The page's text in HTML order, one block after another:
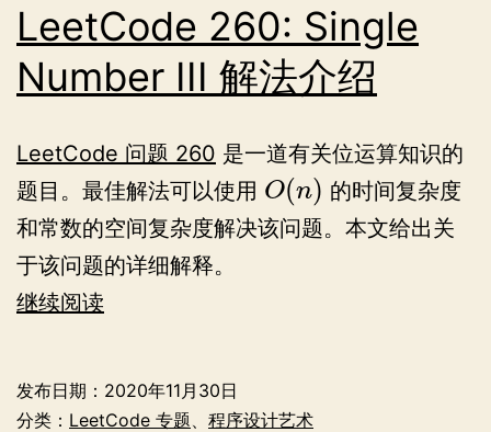
LeetCode 260: Single
Number III 解法介绍
LeetCode 问题 260 是一道有关位运算知识的
题目。最佳解法可以使用 O(n) 的时间复杂度
和常数的空间复杂度解决该问题。本文给出关
于该问题的详细解释。
继续阅读
Number
发布日期： 2020年11月30日
分类： LeetCode 专题
程序设计艺术